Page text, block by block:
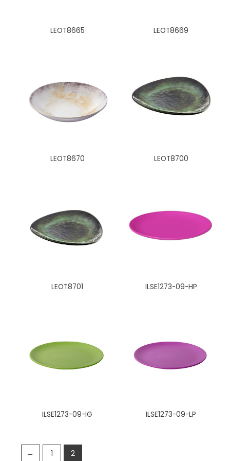
LEOT8665 LEOT8669
LEOT8670 LEOT8700
LEOT8701 ILSE1273-09-HP
ILSE1273-09-IG ILSE1273-09-LP
← 1 2